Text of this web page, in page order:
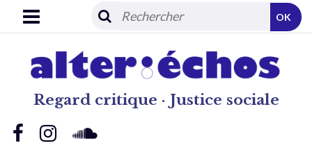
Regard critique · Justice sociale
OK